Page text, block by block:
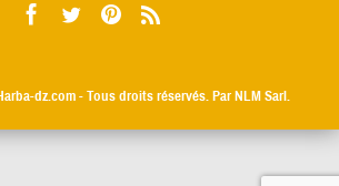
dz.com- Tous droits réservés. Par NLM Sarl.